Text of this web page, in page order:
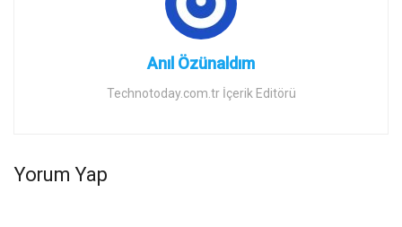
Anıl Özünaldım
Technotoday.com.tr İçerik Editörü
Yorum Yap